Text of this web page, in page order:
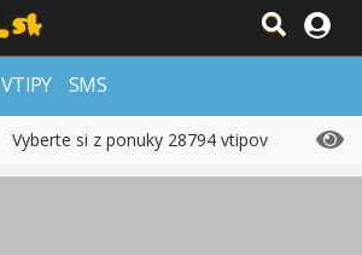
VTIPY SMS
Vyberte si z ponuky 28794 vtipov